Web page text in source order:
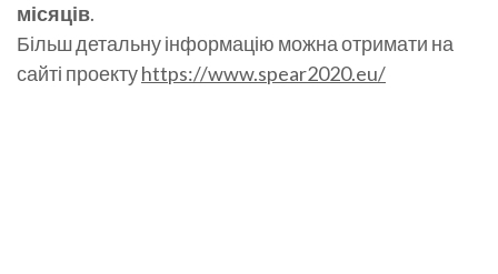
місяців.
Більш детальну інформацію можна отримати на
сайті проектуhttps://www.spear2020.eu/